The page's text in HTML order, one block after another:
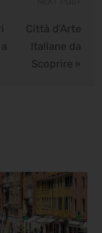
Città d’Arte
Italiane da
Scoprire »